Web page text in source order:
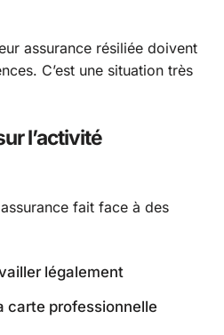
assurance résiliée doivent
C’est une situation très
l’activité
fait face à des
légalement
carte professionnelle